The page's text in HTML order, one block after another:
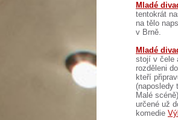
Mladé
tentokrát
na tělo
v Brně.
Mladé
stojí v čele
rozděleni
kteří
(naposledy
Malé
určené už
komedie